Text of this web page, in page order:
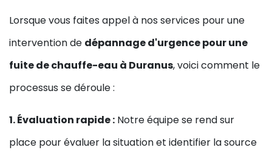
Lorsque vous faites appel à nos services pour une
intervention de dépannage d'urgence pour une
fuite de chauffe-eau à Duranus, voici comment le
processus se déroule :
1. Évaluation rapide : Notre équipe se rend sur
place pour évaluer la situation et identifier la source